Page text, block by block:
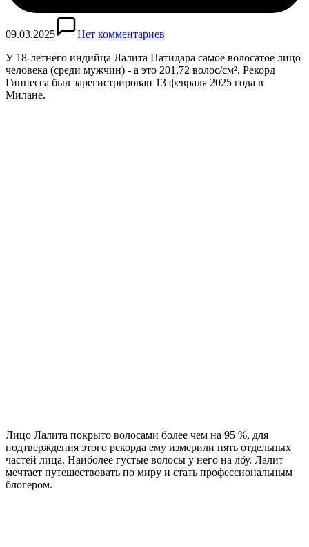
09.03.2025
Нет комментариев
У 18-летнего индийца Лалита Патидара самое волосатое лицо
человека (среди мужчин) - а это 201,72 волос/см². Рекорд
Гиннесса был зарегистрирован 13 февраля 2025 года в
Милане.
Лицо Лалита покрыто волосами более чем на 95 %, для
подтверждения этого рекорда ему измерили пять отдельных
частей лица. Наиболее густые волосы у него на лбу. Лалит
мечтает путешествовать по миру и стать профессиональным
блогером.